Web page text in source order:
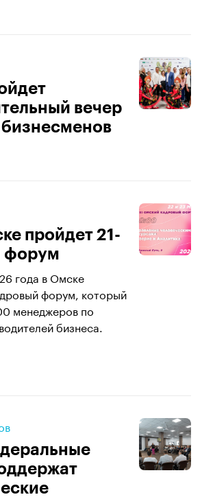
вечер
пройдет 21-
форум
года в Омске
форум, который
менеджеров по
бизнеса.